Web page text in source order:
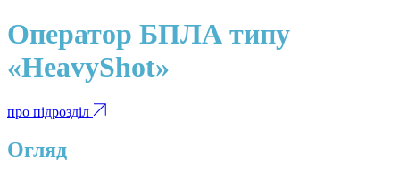
Оператор БПЛА типу
«HeavyShot»
про підрозділ
Огляд